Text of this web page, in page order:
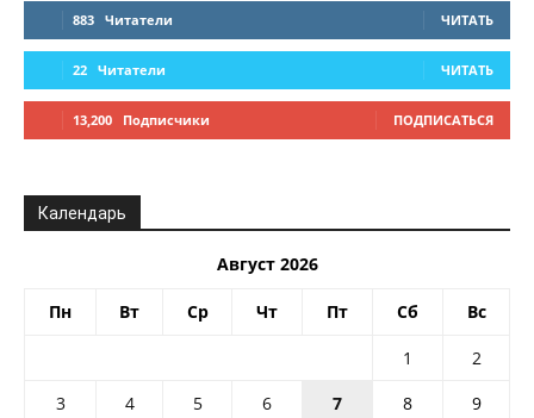
883 Читатели ЧИТАТЬ
22 Читатели ЧИТАТЬ
13,200 Подписчики ПОДПИСАТЬСЯ
Календарь
Август 2026
Пн Вт Ср Чт Пт Сб Вс
1
2
3
4 5 6 7 8
9